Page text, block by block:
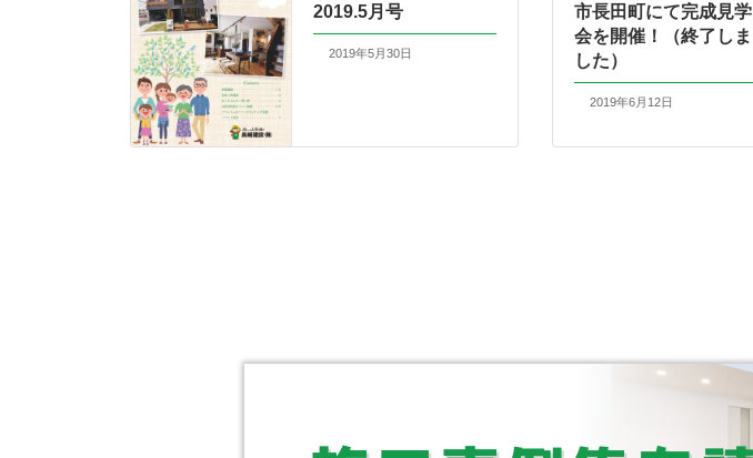
2019.5月号
2019年5月30日
市長田町にて完成見学
会を開催！（終了しま
した）
2019年6月12日